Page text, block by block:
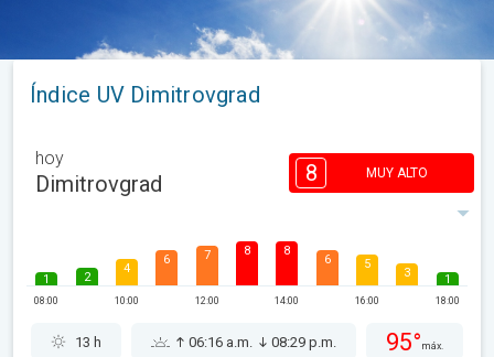
Índice UV Dimitrovgrad
hoy
Dimitrovgrad 8 MUY ALTO
1
08:00
2
4
10:00
6 7
12:00
8 8
14:00
6 5
16:00
3 1
18:00
13 h 06:16 a.m. 08:29 p.m. 95° máx.